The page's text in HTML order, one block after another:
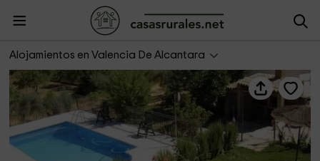
Alojamientos en Valencia De Alcantara